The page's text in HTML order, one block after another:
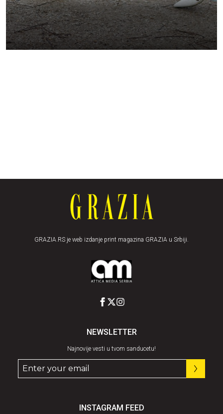
GRAZIA.RS je web izdanje print magazina GRAZIA u Srbiji.
NEWSLETTER
Najnovije vesti u tvom sanducetu!
INSTAGRAM FEED